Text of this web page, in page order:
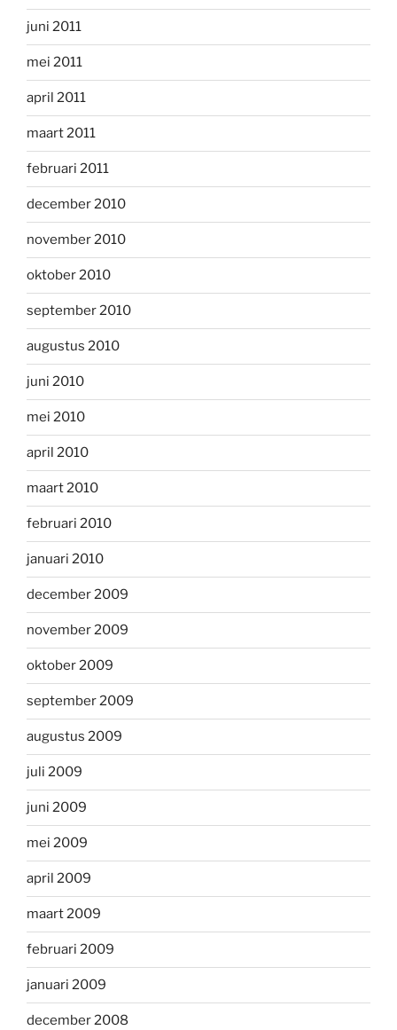
juni 2011
mei 2011
april 2011
maart 2011
februari 2011
december 2010
november 2010
oktober 2010
september 2010
augustus 2010
juni 2010
mei 2010
april 2010
maart 2010
februari 2010
januari 2010
december 2009
november 2009
oktober 2009
september 2009
augustus 2009
juli 2009
juni 2009
mei 2009
april 2009
maart 2009
februari 2009
januari 2009
december 2008